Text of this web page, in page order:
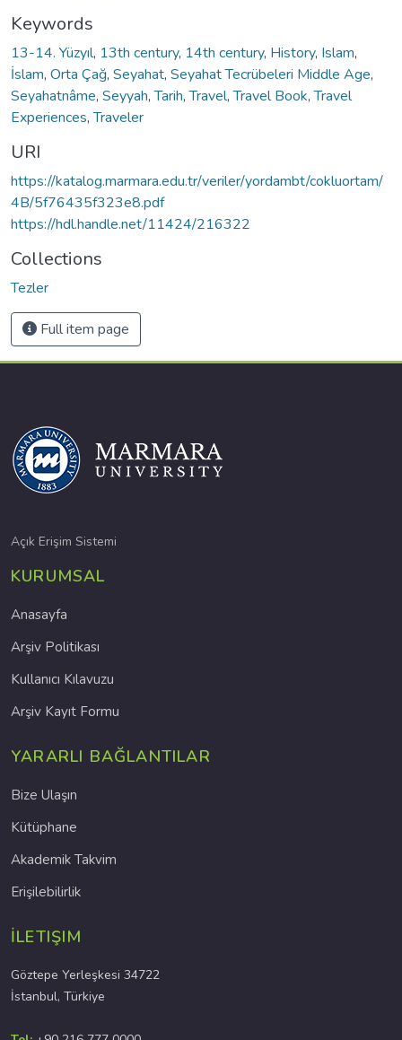
Keywords
13-14. Yüzyıl, 13th century, 14th century, History, Islam,
İslam, Orta Çağ, Seyahat, Seyahat Tecrübeleri Middle Age,
Seyahatnâme, Seyyah,Tarih,Travel,Travel Book,Travel
Experiences,Traveler
URI
https://katalog.marmara.edu.tr/veriler/yordambt/cokluortam/
4B/5f76435f323e8.pdf
https://hdl.handle.net/11424/216322
Collections
Tezler
Full item page
Açık Erişim Sistemi
KURUMSAL
Anasayfa
Arşiv Politikası
Kullanıcı Kılavuzu
Arşiv Kayıt Formu
YARARLI BAĞLANTILAR
Bize Ulaşın
Kütüphane
Akademik Takvim
Erişilebilirlik
İLETIŞIM
Göztepe Yerleşkesi 34722
İstanbul, Türkiye